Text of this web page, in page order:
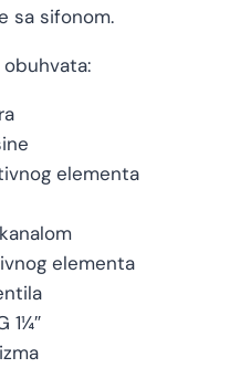
sa sifonom.
elementa
elementa
1¼″